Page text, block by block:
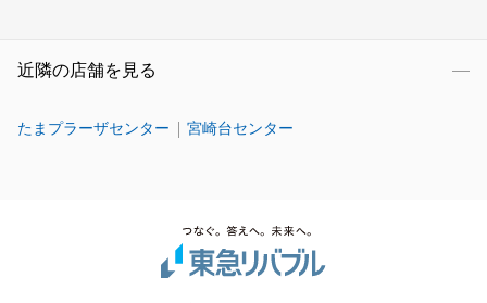
近隣の店舗を見る
たまプラーザセンター 宮崎台センター